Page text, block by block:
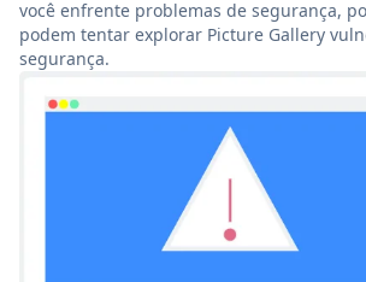
você enfrente problemas de segurança,
podem tentar explorar Picture Gallery
segurança.